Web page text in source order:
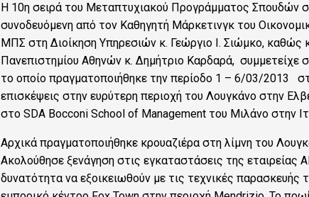
Η 10η σειρά του Μεταπτυχιακού Προγράμματος Σπουδών
συνοδευόμενη από τον Καθηγητή Μάρκετινγκ του
ΜΠΣ στη Διοίκηση Υπηρεσιών κ. Γεώργιο Ι. Σιώμκο, καθώς
Πανεπιστημίου Αθηνών κ. Δημήτριο Καρδαρά, συμμετείχε
το οποίο πραγματοποιήθηκε την περίοδο 1 – 6/03/2013
επισκέψεις στην ευρύτερη περιοχή του Λουγκάνο στην
στο SDA Bocconi School of Management του Μιλάνο στην
Αρχικά πραγματοποιήθηκε κρουαζιέρα στη λίμνη του
Ακολούθησε ξενάγηση στις εγκαταστάσεις της εταιρείας
δυνατότητα να εξοικειωθούν με τις τεχνικές